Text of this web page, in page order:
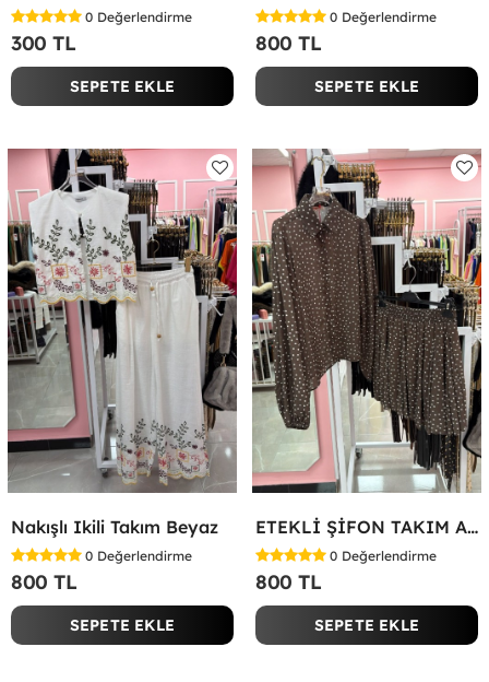
0 Değerlendirme
300 TL
SEPETE EKLE
0 Değerlendirme
800 TL
SEPETE EKLE
Nakışlı Ikili Takım Beyaz
0 Değerlendirme
800 TL
SEPETE EKLE
ETEKLİ ŞİFON TAKIM Acı Kahve
0 Değerlendirme
800 TL
SEPETE EKLE